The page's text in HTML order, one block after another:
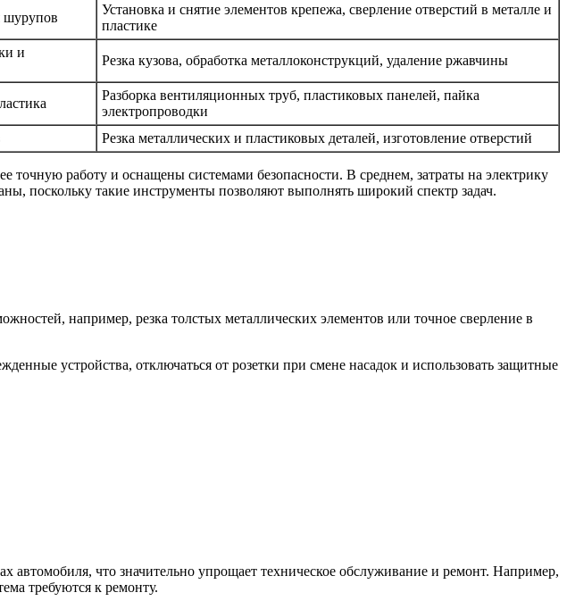
шурупов
Установка и снятие элементов крепежа, сверление отверстий в металле и
пластике
и
Резка кузова, обработка металлоконструкций, удаление ржавчины
Разборка вентиляционных труб, пластиковых панелей, пайка
электропроводки
Резка металлических и пластиковых деталей, изготовление отверстий
точную работу и оснащены системами безопасности. В среднем, затраты на электрику
поскольку такие инструменты позволяют выполнять широкий спектр задач.
например, резка толстых металлических элементов или точное сверление в
устройства, отключаться от розетки при смене насадок и использовать защитные
что значительно упрощает техническое обслуживание и ремонт. Например,
требуются к ремонту.